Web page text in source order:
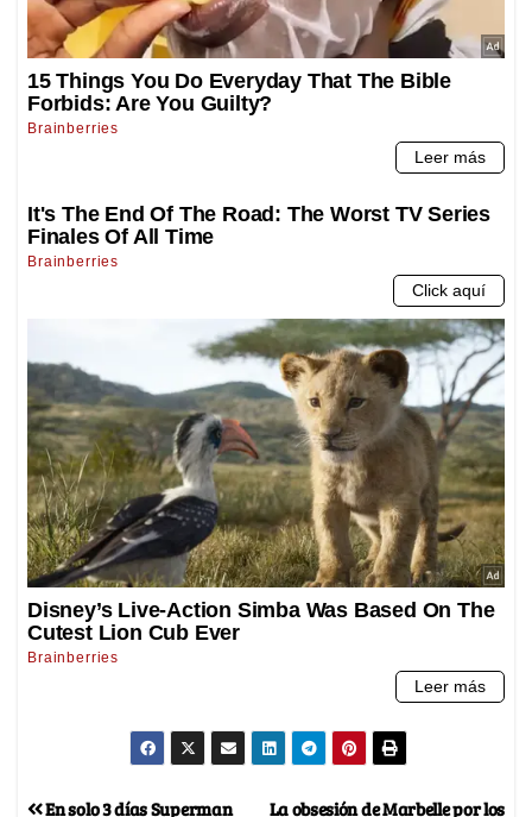
La obsesión de Marbelle por los
En solo 3 días Superman